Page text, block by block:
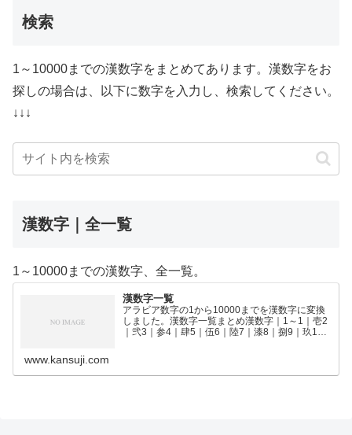
検索
1～10000までの漢数字をまとめてあります。漢数字をお
探しの場合は、以下に数字を入力し、検索してください。
↓↓↓
漢数字｜全一覧
1～10000までの漢数字、全一覧。
漢数字一覧
アラビア数字の1から10000までを漢数字に変換
しました。漢数字一覧まとめ漢数字｜1～1｜壱2
｜弐3｜参4｜肆5｜伍6｜陸7｜漆8｜捌9｜玖10
www.kansuji.com